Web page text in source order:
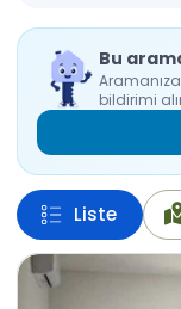
Bu
bildirimi
Liste